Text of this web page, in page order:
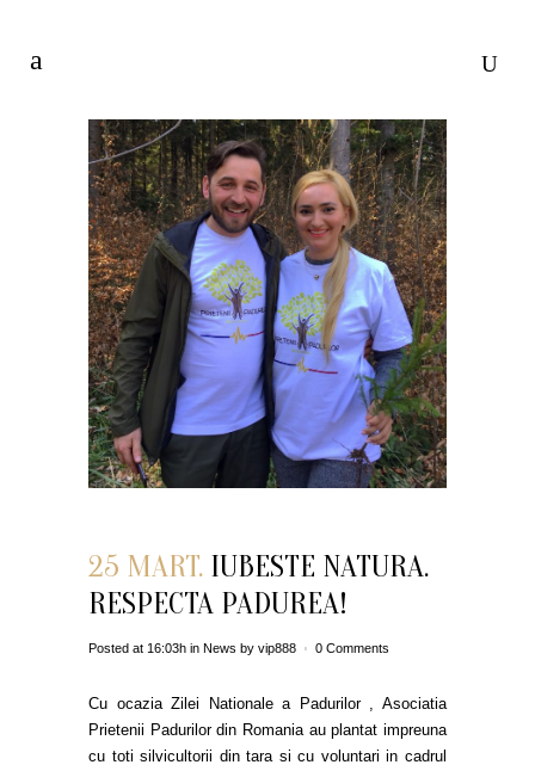
25 MART. IUBESTE NATURA.
RESPECTA PADUREA!
Posted at 16:03h in News by vip888 0 Comments
Cu ocazia Zilei Nationale a Padurilor , Asociatia
Prietenii Padurilor din Romania au plantat impreuna
cu toti silvicultorii din tara si cu voluntari in cadrul